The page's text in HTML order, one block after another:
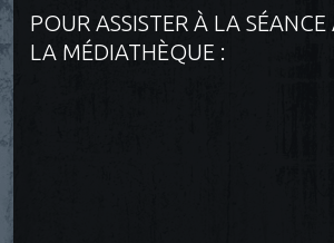
POUR ASSISTER À LA SÉANCE
LA MÉDIATHÈQUE :